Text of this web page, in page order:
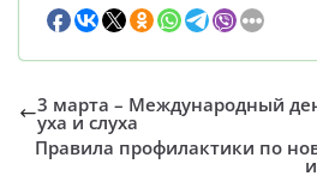
3 марта – Международный
уха и слуха
Правила профилактики по